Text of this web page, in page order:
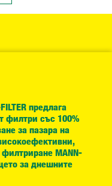
предлага
филтри със 100%
за пазара на
MANN-
за днешните